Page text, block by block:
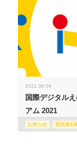
2021.08.04
国際デジタル
アム 2021
お知らせ 巡回展&